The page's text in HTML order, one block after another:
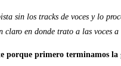
sin los tracks de voces y lo
claro en donde trato a las voces
porque primero terminamos